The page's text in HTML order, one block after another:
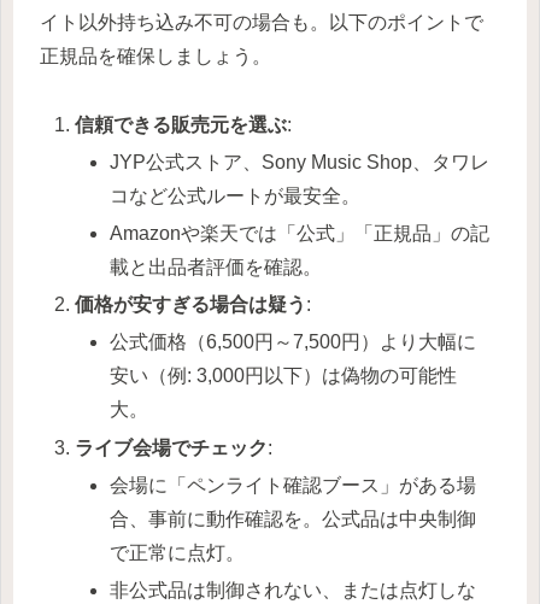
イト以外持ち込み不可の場合も。以下のポイントで
正規品を確保しましょう。
信頼できる販売元を選ぶ:
JYP公式ストア、Sony Music Shop、タワレ
コなど公式ルートが最安全。
Amazonや楽天では「公式」「正規品」の記
載と出品者評価を確認。
価格が安すぎる場合は疑う :
公式価格（6,500円～7,500円）より大幅に
安い（例: 3,000円以下）は偽物の可能性
大。
ライブ会場でチェック:
会場に「ペンライト確認ブース」がある場
合、事前に動作確認を。公式品は中央制御
で正常に点灯。
非公式品は制御されない、または点灯しな